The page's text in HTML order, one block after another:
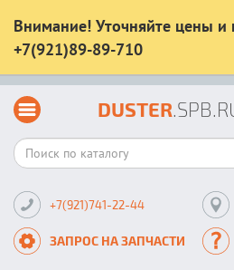
Внимание! Уточняйте цены и
+7(921)89-89-710
DUSTER
+7(921)741-22-44
ЗАПРОС НА ЗАПЧАСТИ